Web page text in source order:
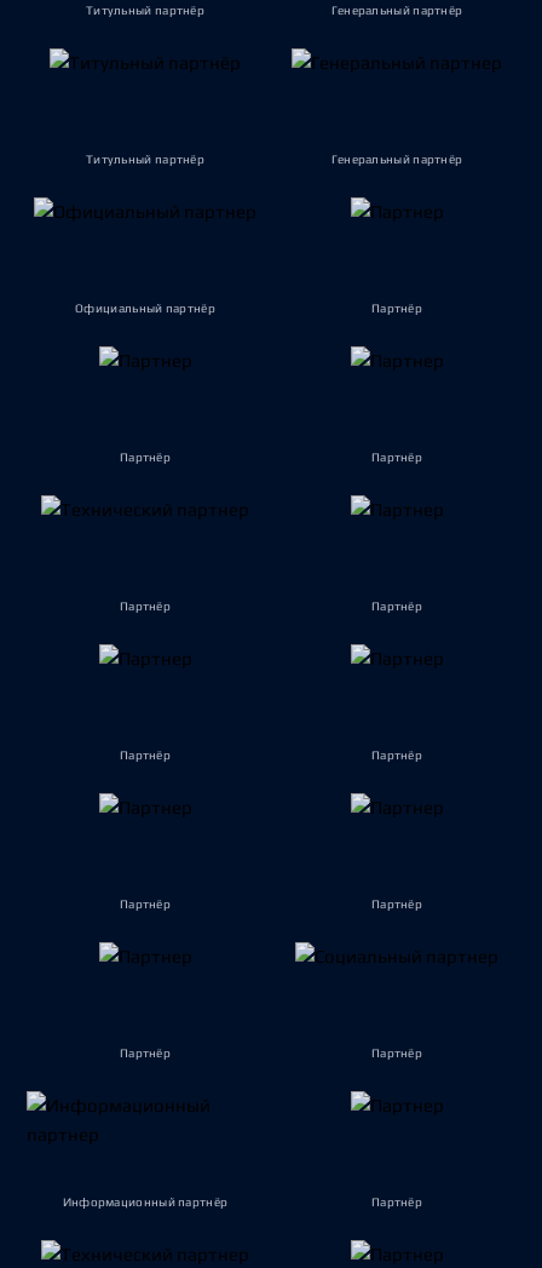
Титульный партнёр Генеральный партнёр
Титульный партнёр Генеральный партнёр
Официальный партнёр Партнёр
Партнёр Партнёр
Партнёр Партнёр
Партнёр Партнёр
Партнёр Партнёр
Партнёр Партнёр
Информационный партнёр Партнёр